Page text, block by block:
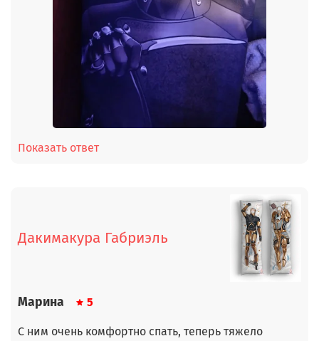
Показать ответ
Дакимакура Габриэль
Марина 5
С ним очень комфортно спать, теперь тяжело